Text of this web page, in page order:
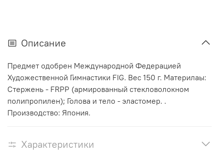
Описание
Предмет одобрен Международной Федерацией
Художественной Гимнастики FIG. Вес 150 г. Материлаы:
Стержень - FRPP (армированный стекловолокном
полипропилен); Голова и тело - эластомер. .
Производство: Япония.
Характеристики